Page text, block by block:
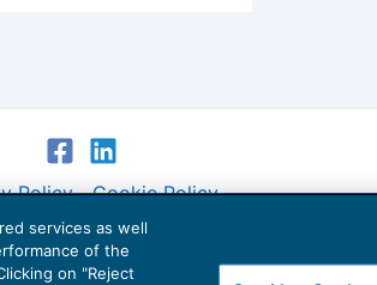
Policy Cookie Policy
registrata al Tribunale di Milano Reg. n. 8556/2026
responsabile Sandro Cerato
services as well
of the
on "Reject